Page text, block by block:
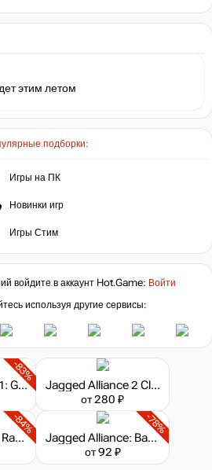
этим летом
подборки:
Игры на ПК
Новинки игр
Игры Стим
войдите в аккаунт Hot.Game: Войти
используя другие сервисы:
-83%
Jagged Alliance 1: Gold Edition
Jagged Alliance 2 Classic
от 280 ₽
-84%
Jagged Alliance: Rage!
-78%
Jagged Alliance: Back in Action
от 92 ₽